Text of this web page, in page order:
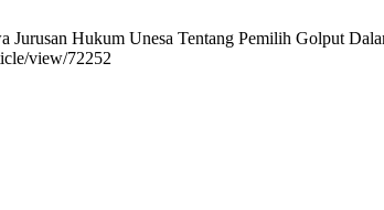
Hukum Unesa Tentang Pemilih Golput
view/72252